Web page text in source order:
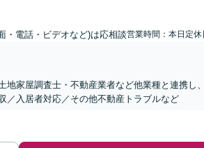
・電話・ビデオなど)は応相談営業時間：本日定休
地家屋調査士・不動産業者など他業種と連携し
／入居者対応／その他不動産トラブルなど